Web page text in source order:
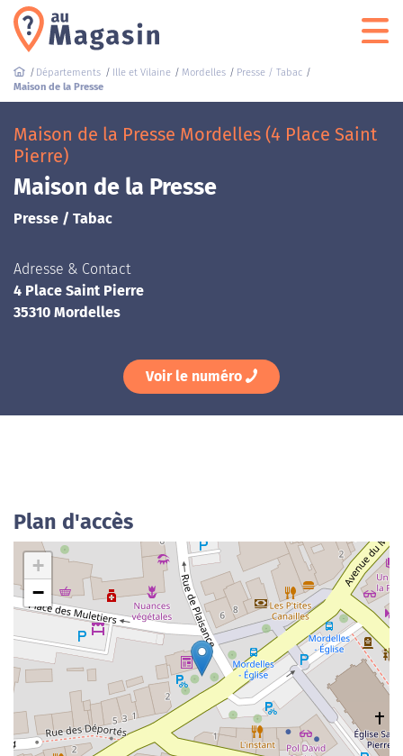
Départements Ille et Vilaine Mordelles
Presse / Tabac
Maison de la Presse
Maison de la Presse Mordelles (4 Place Saint
Pierre)
Maison de la Presse
Presse / Tabac
Adresse & Contact
4 Place Saint Pierre
35310 Mordelles
Voir le numéro
Plan d'accès
+
−